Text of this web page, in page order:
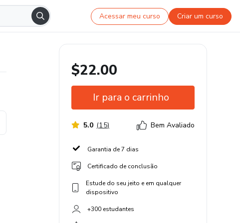
Acessar meu curso Criar um curso
$22.00
Ir para o carrinho
5.0 (15) Bem Avaliado
Garantia de 7 dias
Certificado de conclusão
Estude do seu jeito e em qualquer
dispositivo
+300 estudantes